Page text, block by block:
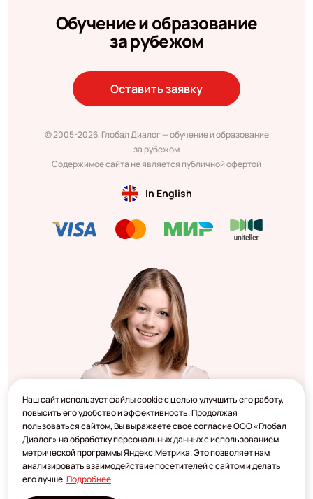
Обучение и образование
за рубежом
Оставить заявку
© 2005-2026, Глобал Диалог — обучение и образование
за рубежом
Содержимое сайта не является публичной офертой
In English
Наш сайт использует файлы cookie с целью улучшить его работу,
повысить его удобство и эффективность. Продолжая
пользоваться сайтом, Вы выражаете свое согласие ООО «Глобал
Диалог» на обработку персональных данных с использованием
метрической программы Яндекс.Метрика. Это позволяет нам
анализировать взаимодействие посетителей с сайтом и делать
его лучше.Подробнее